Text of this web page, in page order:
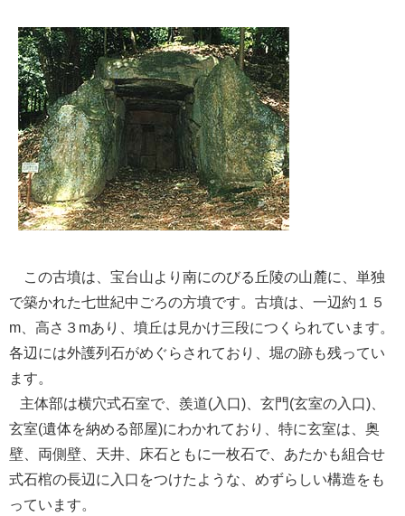
この古墳は、宝台山より南にのびる丘陵の山麓に、単独
で築かれた七世紀中ごろの方墳です。古墳は、一辺約１５
m、高さ３mあり、墳丘は見かけ三段につくられています。
各辺には外護列石がめぐらされており、堀の跡も残ってい
ます。
主体部は横穴式石室で、羨道(入口)、玄門(玄室の入口)、
玄室(遺体を納める部屋)にわかれており、特に玄室は、奥
壁、両側壁、天井、床石ともに一枚石で、あたかも組合せ
式石棺の長辺に入口をつけたような、めずらしい構造をも
っています。